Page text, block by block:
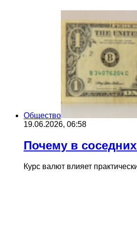
Общество
19.06.2026, 06:58
Почему в
Курс валют влияет